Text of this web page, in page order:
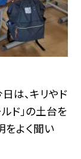
は、キリやド
ド」の土台を
をよく聞い